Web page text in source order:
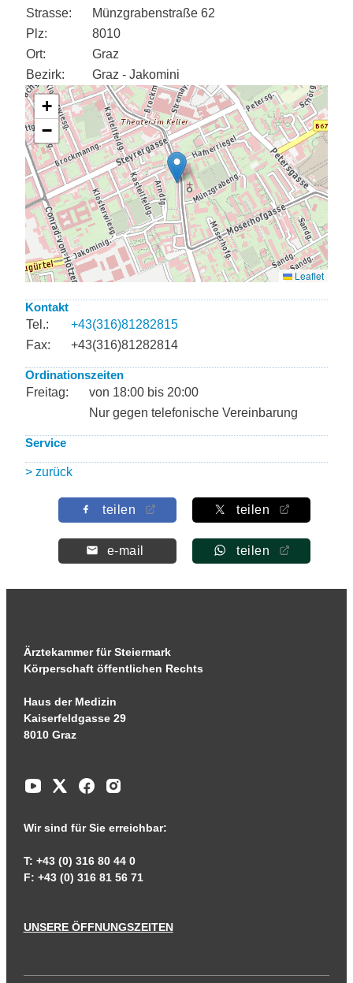
Strasse:
Münzgrabenstraße 62
Plz:
8010
Ort:
Graz
Bezirk:
Graz - Jakomini
Kontakt
Tel.:
+43(316)81282815
Fax:
+43(316)81282814
Ordinationszeiten
Freitag:
von 18:00 bis 20:00
Nur gegen telefonische Vereinbarung
Service
> zurück
teilen teilen
e-mail teilen
Ärztekammer für Steiermark
Körperschaft öffentlichen Rechts
Haus der Medizin
Kaiserfeldgasse 29
8010 Graz
Wir sind für Sie erreichbar:
T: +43 (0) 316 80 44 0
F: +43 (0) 316 81 56 71
UNSERE ÖFFNUNGSZEITEN